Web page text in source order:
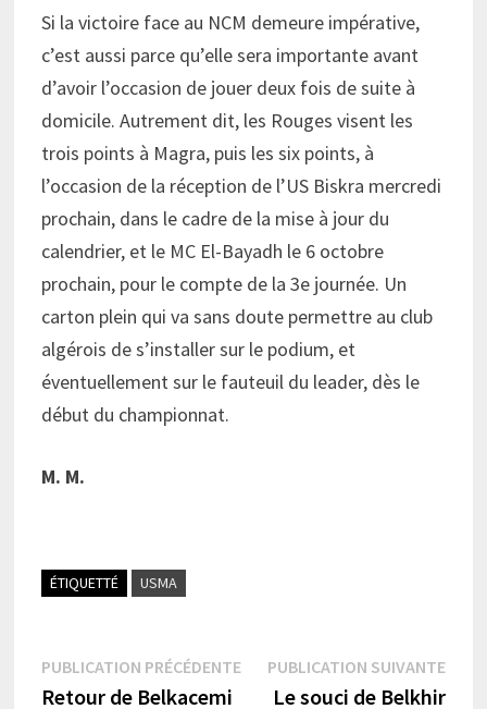
Si la victoire face au NCM demeure impérative,
c’est aussi parce qu’elle sera importante avant
d’avoir l’occasion de jouer deux fois de suite à
domicile. Autrement dit, les Rouges visent les
trois points à Magra, puis les six points, à
l’occasion de la réception de l’US Biskra mercredi
prochain, dans le cadre de la mise à jour du
calendrier, et le MC El-Bayadh le 6 octobre
prochain, pour le compte de la 3e journée. Un
carton plein qui va sans doute permettre au club
algérois de s’installer sur le podium, et
éventuellement sur le fauteuil du leader, dès le
début du championnat.
M. M.
ÉTIQUETTÉ USMA
Navigation
PUBLICATION PRÉCÉDENTEPublication
précédente :
Retour de Belkacemi
PUBLICATION SUIVANTE
Le souci de Belkhir